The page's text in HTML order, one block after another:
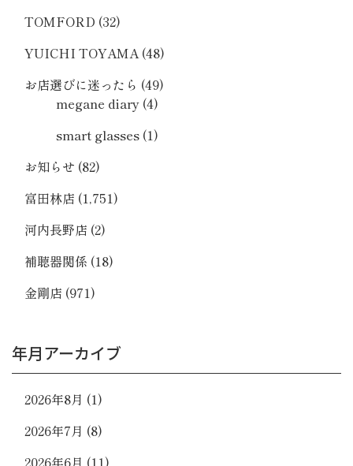
TOMFORD (32)
YUICHI TOYAMA(48)
お店選びに迷ったら (49)
megane diary (4)
smart glasses (1)
お知らせ (82)
富田林店 (1,751)
河内長野店 (2)
補聴器関係 (18)
金剛店 (971)
年月アーカイブ
2026年8月 (1)
2026年7月 (8)
2026年6月 (11)